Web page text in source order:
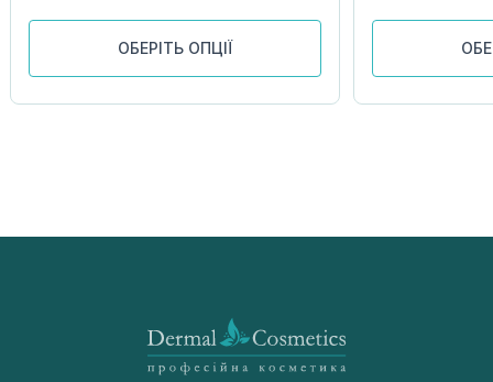
ОБЕРІТЬ ОПЦІЇ